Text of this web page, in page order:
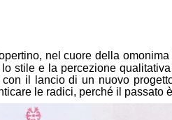
nel cuore della
stile e la percezione
con il lancio di un nuovo
le radici, perché il passato